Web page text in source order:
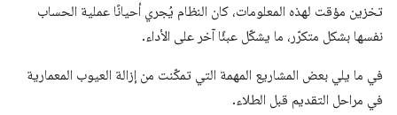
تخزين مؤقت لهذه المعلومات، كان النظام يُجري أحيانًا عملية الحساب
نفسها بشكل متكرّر، ما يشكّل عبئًا آخر على الأداء.
في ما يلي بعض المشاريع المهمة التي تمكّنت من إزالة العيوب المعمارية
في مراحل التقديم قبل الطلاء.